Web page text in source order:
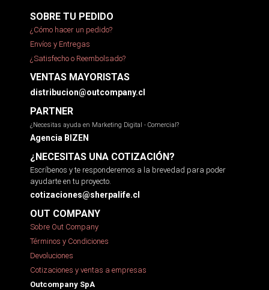
SOBRE TU PEDIDO
¿Cómo hacer un pedido?
Envíos y Entregas
¿Satisfecho o Reembolsado?
VENTAS MAYORISTAS
distribucion@outcompany.cl
PARTNER
¿Necesitas ayuda en Marketing Digital - Comercial?
Agencia BIZEN
¿NECESITAS UNA COTIZACIÓN?
Escríbenos y te responderemos a la brevedad para poder
ayudarte en tu proyecto.
cotizaciones@sherpalife.cl
OUT COMPANY
Sobre Out Company
Términos y Condiciones
Devoluciones
Cotizaciones y ventas a empresas
Outcompany SpA